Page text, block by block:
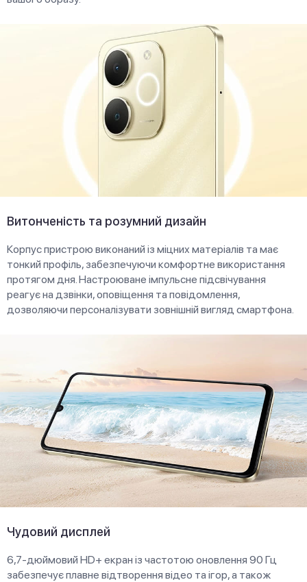
Витонченість та розумний дизайн
Корпус пристрою виконаний із міцних матеріалів та має
тонкий профіль, забезпечуючи комфортне використання
протягом дня. Настроюване імпульсне підсвічування
реагує на дзвінки, оповіщення та повідомлення,
дозволяючи персоналізувати зовнішній вигляд смартфона.
Чудовий дисплей
6,7-дюймовий HD+ екран із частотою оновлення 90 Гц
забезпечує плавне відтворення відео та ігор, а також